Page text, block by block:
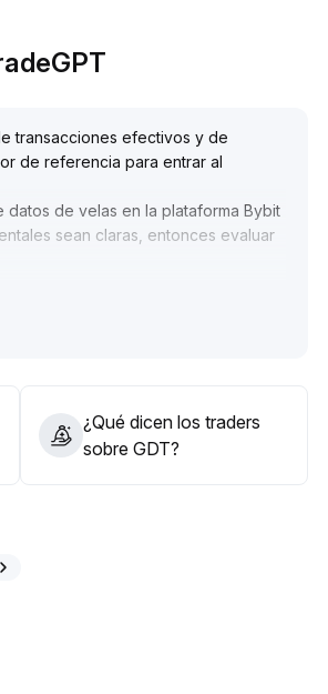
transacciones efectivos y de
de referencia para entrar al
de velas en la plataforma Bybit
sean claras, entonces evaluar
riesgos de decisiones
¿Qué dicen los traders
sobre GDT?